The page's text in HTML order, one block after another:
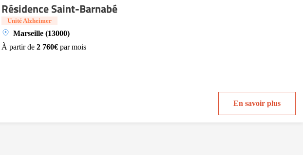
Résidence Saint-Barnabé
Unité Alzheimer
Marseille (13000)
À partir de 2 760€ par mois
En savoir plus